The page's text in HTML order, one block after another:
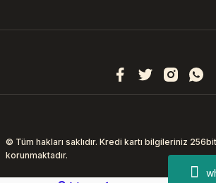
© Tüm hakları saklıdır. Kredi kartı bilgileriniz
korunmaktadır.